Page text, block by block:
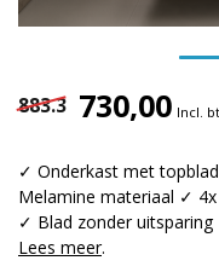
883.3 730,00 Incl.
✓ Onderkast met
Melamine materiaal ✓
✓ Blad zonder
Lees meer.